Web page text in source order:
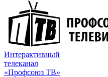
Интерактивный
телеканал
«Профсоюз ТВ»